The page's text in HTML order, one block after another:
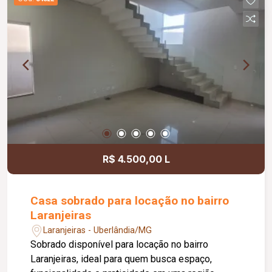
Lounge; Mini mercado; Academia; Coworking;
Centro estético; Espaço relax; Sauna; 03
elevadores atendendo a todos os pavimentos;
Empreendimento residencial com 25 pavimentos,
oferecendo completa estrutura de lazer, bem-
estar e praticidade.
R$ 4.500,00 L
Casa sobrado para locação no bairro
Laranjeiras
Laranjeiras - Uberlândia/MG
Sobrado disponível para locação no bairro
Laranjeiras, ideal para quem busca espaço,